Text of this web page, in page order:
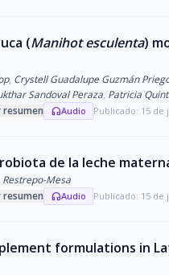
(Manihot esculenta)
, Crystell Guadalupe Guzmán
Sandoval Peraza, Patricia
resumen headphonesAudio Publicado: 15 de
de la leche
Restrepo-Mesa
resumen headphonesAudio Publicado: 15 de
formulations in